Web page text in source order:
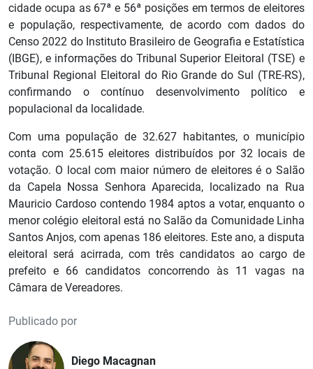
cidade ocupa as 67ª e 56ª posições em termos de eleitores
e população, respectivamente, de acordo com dados do
Censo 2022 do Instituto Brasileiro de Geografia e Estatística
(IBGE), e informações do Tribunal Superior Eleitoral (TSE) e
Tribunal Regional Eleitoral do Rio Grande do Sul (TRE-RS),
confirmando o contínuo desenvolvimento político e
populacional da localidade.
Com uma população de 32.627 habitantes, o município
conta com 25.615 eleitores distribuídos por 32 locais de
votação. O local com maior número de eleitores é o Salão
da Capela Nossa Senhora Aparecida, localizado na Rua
Mauricio Cardoso contendo 1984 aptos a votar, enquanto o
menor colégio eleitoral está no Salão da Comunidade Linha
Santos Anjos, com apenas 186 eleitores. Este ano, a disputa
eleitoral será acirrada, com três candidatos ao cargo de
prefeito e 66 candidatos concorrendo às 11 vagas na
Câmara de Vereadores.
Publicado por
Diego Macagnan